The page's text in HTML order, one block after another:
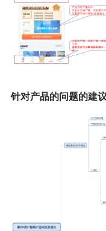
针对产品的问题的建